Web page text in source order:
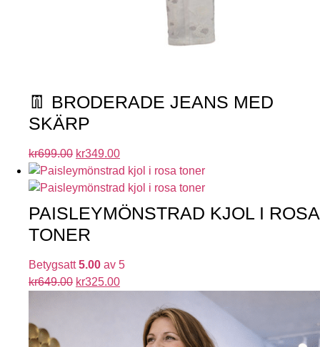
👖 BRODERADE JEANS MED
SKÄRP
kr699.00 kr349.00
PAISLEYMÖNSTRAD KJOL I ROSA
TONER
Betygsatt5.00 av 5
kr649.00 kr325.00